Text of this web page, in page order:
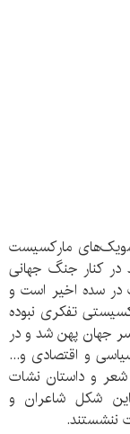
بلشویک‌های مارکسیست
در کنار جنگ جهانی
در سده اخیر است و
تفکری نبوده
جهان پهن شد و در
و اقتصادی و...
شعر و داستان نشات
شکل شاعران و
ننشستند.